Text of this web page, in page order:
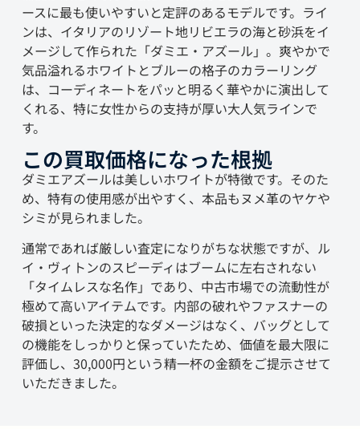
ースに最も使いやすいと定評のあるモデルです。ライ
ンは、イタリアのリゾート地リビエラの海と砂浜をイ
メージして作られた「ダミエ・アズール」。爽やかで
気品溢れるホワイトとブルーの格子のカラーリング
は、コーディネートをパッと明るく華やかに演出して
くれる、特に女性からの支持が厚い大人気ラインで
す。
この買取価格になった根拠
ダミエアズールは美しいホワイトが特徴です。そのた
め、特有の使用感が出やすく、本品もヌメ革のヤケや
シミが見られました。
通常であれば厳しい査定になりがちな状態ですが、ル
イ・ヴィトンのスピーディはブームに左右されない
「タイムレスな名作」であり、中古市場での流動性が
極めて高いアイテムです。内部の破れやファスナーの
破損といった決定的なダメージはなく、バッグとして
の機能をしっかりと保っていたため、価値を最大限に
評価し、30,000円という精一杯の金額をご提示させて
いただきました。